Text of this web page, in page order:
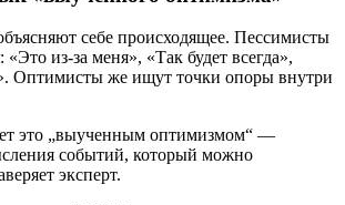
себе происходящее. Пессимисты
«Это из-за меня», «Так будет всегда»,
Оптимисты же ищут точки опоры внутри
это „выученным оптимизмом“ —
событий, который можно
эксперт.